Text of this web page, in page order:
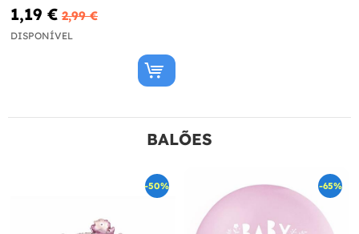
1,19 € 2,99 €
DISPONÍVEL
BALÕES
-50% -65%